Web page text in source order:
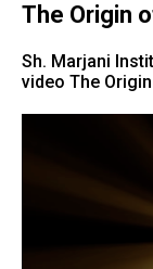
The Origin
Sh. Marjani
video The